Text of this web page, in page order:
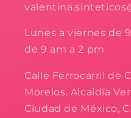
Lunes a viernes de
de 9 am a 2 pm
Calle Ferrocarril de
Morelos, Alcaldía
Ciudad de México,